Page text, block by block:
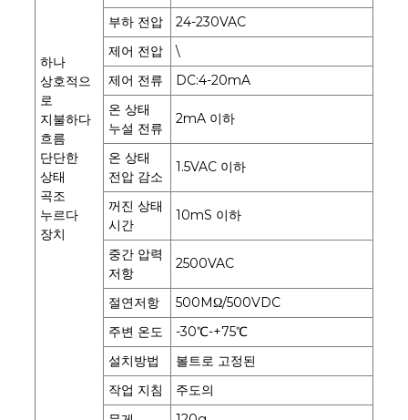
하나
상호적으
로
지불하다
흐름
단단한
상태
곡조
누르다
장치
부하 전압
24-230VAC
제어 전압
\
제어 전류
DC:4-20mA
온 상태
누설 전류
2mA 이하
온 상태
전압 감소
1.5VAC 이하
꺼진 상태
시간
10mS 이하
중간 압력
저항
2500VAC
절연저항
500MΩ/500VDC
주변 온도
-30℃-+75℃
설치방법
볼트로 고정된
작업 지침
주도의